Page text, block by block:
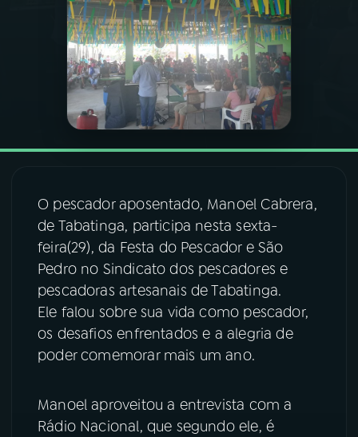
PODCASTS
VIDEOCASTS
ACOMPANHE A RÁDIO NACIONAL
YouTube Facebook
Instagram X
TikTok
O pescador aposentado, Manoel Cabrera,
de Tabatinga, participa nesta sexta-
feira(29), da Festa do Pescador e São
Pedro no Sindicato dos pescadores e
pescadoras artesanais de Tabatinga.
Ele falou sobre sua vida como pescador,
os desafios enfrentados e a alegria de
poder comemorar mais um ano.
Manoel aproveitou a entrevista com a
Rádio Nacional, que segundo ele, é